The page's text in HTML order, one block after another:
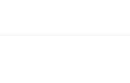
曲秋天進行曲—台灣山毛
園的後花園：佐倉步道